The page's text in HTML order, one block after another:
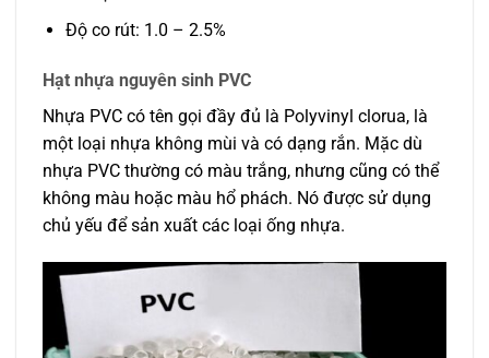
Độ co rút: 1.0 – 2.5%
Hạt nhựa nguyên sinh PVC
Nhựa PVC có tên gọi đầy đủ là Polyvinyl clorua, là
một loại nhựa không mùi và có dạng rắn. Mặc dù
nhựa PVC thường có màu trắng, nhưng cũng có thể
không màu hoặc màu hổ phách. Nó được sử dụng
chủ yếu để sản xuất các loại ống nhựa.